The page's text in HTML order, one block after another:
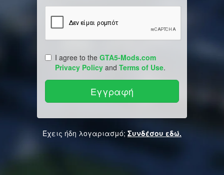
I agree to the GTA5-Mods.com
Privacy Policy and Terms of Use.
Έχεις ήδη λογαριασμό; Συνδέσου εδώ.